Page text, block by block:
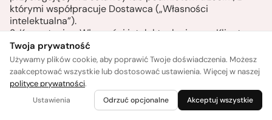
którymi współpracuje Dostawca („Własności
intelektualna”).
2. Korzystanie z Własności intelektualnej przez Klienta
następuje, w zakresie właściwym dla poszczególnych
umów lub usług zawartych z Dostawcą i w zakresie jaki
absolutnie niezbędny do korzystania z w/w treści w
ramach dozwolonego użytku osobistego. Dla uniknięcia
wątpliwości bez uprzedniej pisemnej umowy z Dostawcą
Klient nie może w szczególności kopiować,
Twoja prywatność
Używamy plików cookie, aby poprawić Twoje doświadczenia. Możesz
zaakceptować wszystkie lub dostosować ustawienia. Więcej w naszej
polityce prywatności.
Ustawienia Odrzuć opcjonalne Akceptuj wszystkie